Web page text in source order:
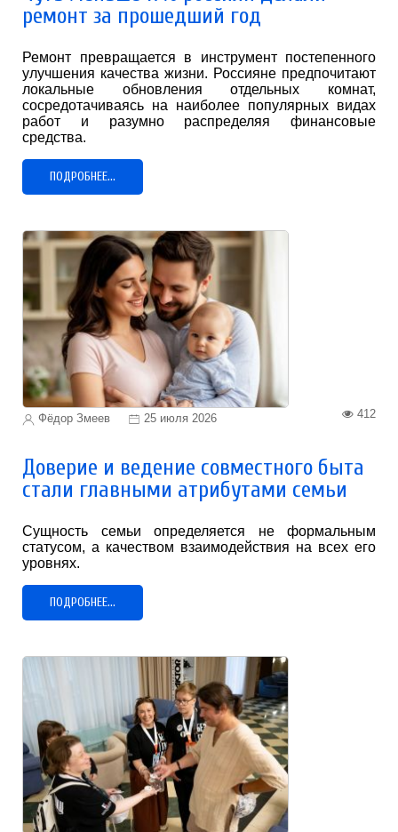
ремонт за прошедший год
Ремонт превращается в инструмент постепенного
улучшения качества жизни. Россияне предпочитают
локальные обновления отдельных комнат,
сосредотачиваясь на наиболее популярных видах
работ и разумно распределяя финансовые
средства.
ПОДРОБНЕЕ...
Фёдор Змеев 25 июля 2026 412
Доверие и ведение совместного быта
стали главными атрибутами семьи
Сущность семьи определяется не формальным
статусом, а качеством взаимодействия на всех его
уровнях.
ПОДРОБНЕЕ...